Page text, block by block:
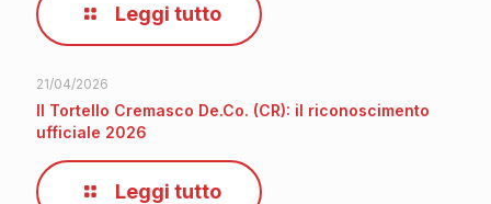
Leggi tutto
21/04/2026
Il Tortello Cremasco De.Co. (CR): il riconoscimento
ufficiale 2026
Leggi tutto